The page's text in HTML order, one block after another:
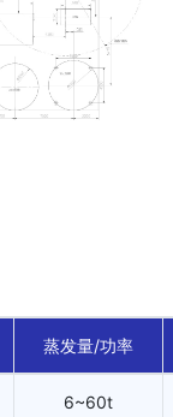
蒸发量/功率
6~60t